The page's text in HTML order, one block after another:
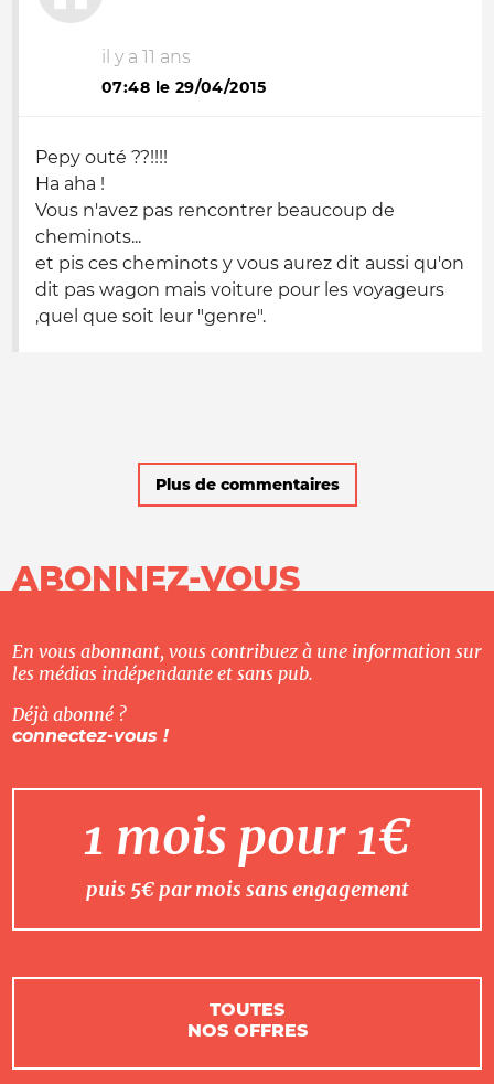
il y a 11 ans
07:48 le 29/04/2015
Pepy outé ??!!!!
Ha aha !
Vous n'avez pas rencontrer beaucoup de
cheminots...
et pis ces cheminots y vous aurez dit aussi qu'on
dit pas wagon mais voiture pour les voyageurs
,quel que soit leur "genre".
Plus de commentaires
ABONNEZ-VOUS
En vous abonnant, vous contribuez à une information sur
les médias indépendante et sans pub.
Déjà abonné ?
connectez-vous !
1 mois pour 1€
puis 5€ par mois sans engagement
TOUTES
NOS OFFRES